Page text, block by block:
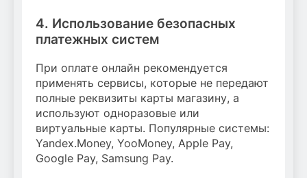
4. Использование безопасных
платежных систем
При оплате онлайн рекомендуется
применять сервисы, которые не передают
полные реквизиты карты магазину, а
используют одноразовые или
виртуальные карты. Популярные системы:
Yandex.Money, YooMoney, Apple Pay,
Google Pay, Samsung Pay.